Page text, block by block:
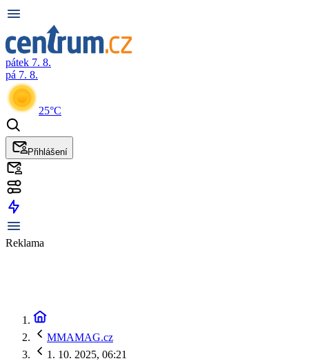
pátek 7. 8.
pá 7. 8.
25°C
Přihlášení
Reklama
MMAMAG.cz
1. 10. 2025, 06:21